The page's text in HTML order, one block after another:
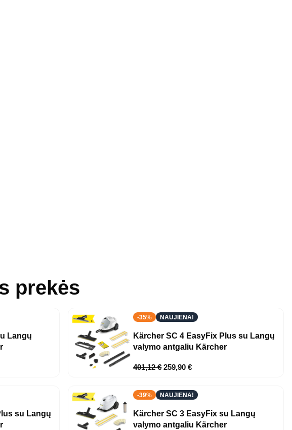
prekės
Langų
-35% NAUJIENA!
Kärcher SC 4 EasyFix Plus su Langų
valymo antgaliu Kärcher
401,12€ 259,90€
su Langų
-39% NAUJIENA!
Kärcher SC 3 EasyFix su Langų
valymo antgaliu Kärcher